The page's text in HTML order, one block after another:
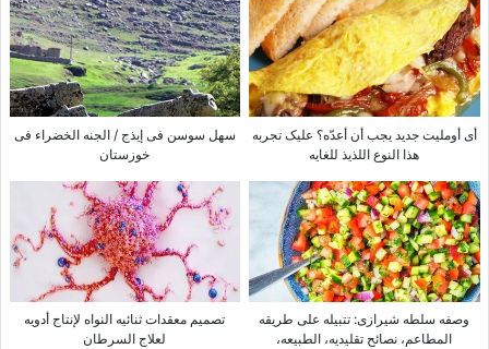
أی أوملیت جدید یجب أن أعدّه؟ علیک تجربه
هذا النوع اللذیذ للغایه
سهل سوسن فی إیذج / الجنه الخضراء فی
خوزستان
وصفه سلطه شیرازی: تتبیله على طریقه
المطاعم، نصائح تقلیدیه، الطبیعه،
تصمیم معقدات ثنائیه النواه لإنتاج أدویه
لعلاج السرطان